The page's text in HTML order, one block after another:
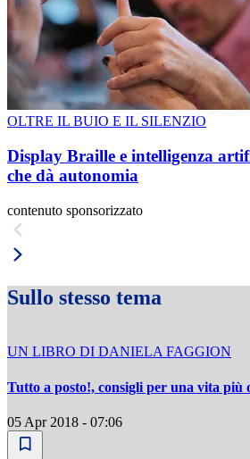
OLTRE IL BUIO E IL SILENZIO
Display Braille e intelligenza
che dà autonomia
contenuto sponsorizzato
Sullo stesso tema
UN LIBRO DI DANIELA FAGGION
Tutto a posto!, consigli per una vita più
05 Apr 2018 - 07:06